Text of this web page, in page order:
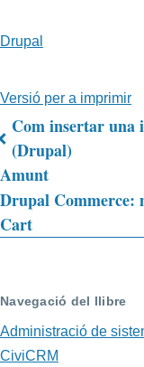
Drupal
Versió per a imprimir
Enllaços
relacionats
de
Presentar
a
drupal
Com insertar
(Drupal)
Amunt
Drupal
Cart
Navegació del llibre
Administració de
CiviCRM